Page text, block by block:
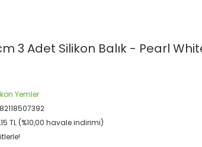
3 Adet Silikon Balık - Pearl
Yemler
TL (%10,00 havale indirimi)